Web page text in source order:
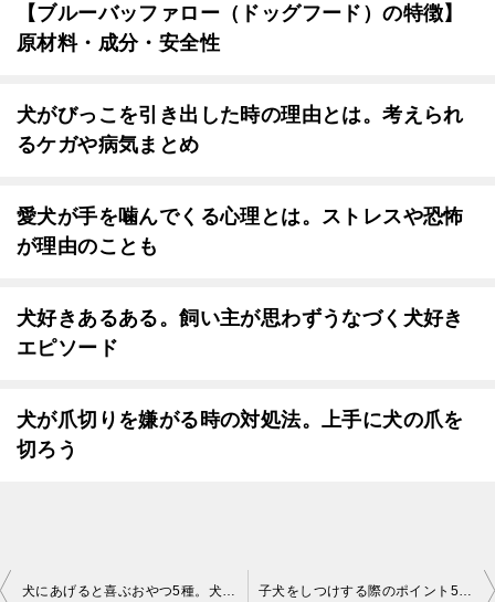
【ブルーバッファロー（ドッグフード）の特徴】
原材料・成分・安全性
犬がびっこを引き出した時の理由とは。考えられ
るケガや病気まとめ
愛犬が手を噛んでくる心理とは。ストレスや恐怖
が理由のことも
犬好きあるある。飼い主が思わずうなづく犬好き
エピソード
犬が爪切りを嫌がる時の対処法。上手に犬の爪を
切ろう
投 犬にあげると喜ぶおやつ5種。犬におやつをあげよう 子犬をしつけする際のポイント5つ。根気強く子犬をしつけよう